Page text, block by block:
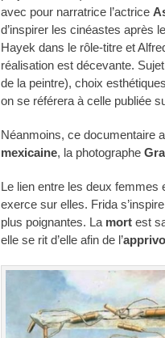
avec pour narratrice l’actrice
d’inspirer les cinéastes après
Hayek dans le rôle-titre et
réalisation est décevante.
de la peintre), choix
on se référera à celle publiée
Néanmoins, ce documentaire
mexicaine, la photographe
Le lien entre les deux femmes
exerce sur elles. Frida
plus poignantes. La mort est
elle se rit d’elle afin de l’